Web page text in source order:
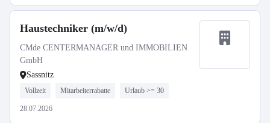
Haustechniker (m/w/d)
CMde CENTERMANAGER und IMMOBILIEN
GmbH
Sassnitz
Vollzeit Mitarbeiterrabatte Urlaub >= 30
28.07.2026